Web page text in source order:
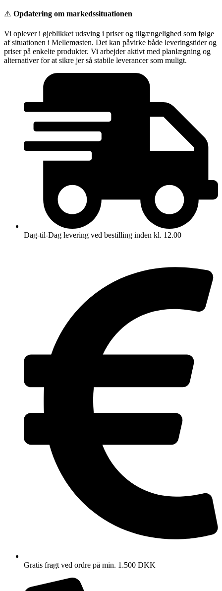
Videre
indhold
⚠️ Opdatering om markedssituationen
Vi oplever i øjeblikket udsving i priser og tilgængelighed som følge
af situationen i Mellemøsten. Det kan påvirke både leveringstider og
priser på enkelte produkter. Vi arbejder aktivt med planlægning og
alternativer for at sikre jer så stabile leverancer som muligt.
Dag-til-Dag levering ved bestilling inden kl. 12.00
Gratis fragt ved ordre på min. 1.500 DKK